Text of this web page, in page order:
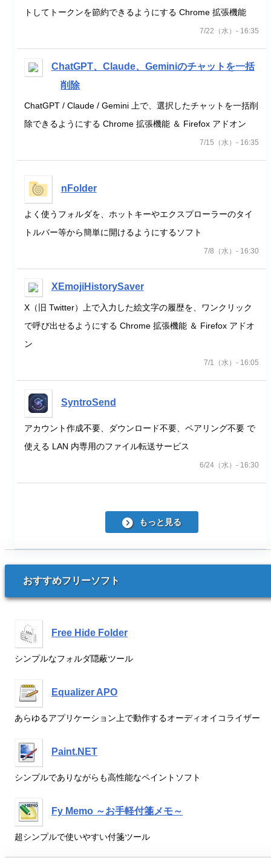
トしてトークンを節約できるようにする Chrome 拡張機能
7/22（水）- 16:35
ChatGPT、Claude、Geminiのチャットを一括
削除
ChatGPT / Claude / Gemini 上で、選択したチャットを一括削
除できるようにする Chrome 拡張機能 ＆ Firefox アドオン
7/15（水）- 16:35
nFolder
よく使うフォルダを、ホットキーやエクスプローラーのタイ
トルバー等から簡単に開けるようにするソフト
7/8（水）- 16:30
XEmojiHistorySaver
X（旧 Twitter）上で入力した絵文字の履歴を、ワンクリック
で呼び出せるようにする Chrome 拡張機能 ＆ Firefox アドオ
ン
7/1（水）- 16:05
SyntroSend
アカウント作成不要、ダウンロード不要、ペアリング不要 で
使える LAN 内専用のファイル転送サービス
6/24（水）- 16:30
もっと見る
おすすめフリーソフト
Free Hide Folder
シンプルなフォルダ隠蔽ツール
Equalizer APO
あらゆるアプリケーション上で動作するオーディオイコライザー
Paint.NET
シンプルでありながらも高性能なペイントソフト
Fy Memo ～お手軽付箋メモ～
超シンプルで使いやすい付箋ツール